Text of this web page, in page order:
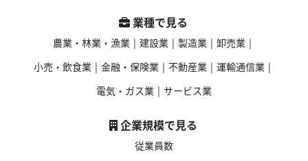
業種で見る
農業・林業・漁業 | 建設業 | 製造業 | 卸売業 |
小売・飲食業 | 金融・保険業 | 不動産業 | 運輸通信業 |
電気・ガス業 | サービス業
企業規模で見る
従業員数